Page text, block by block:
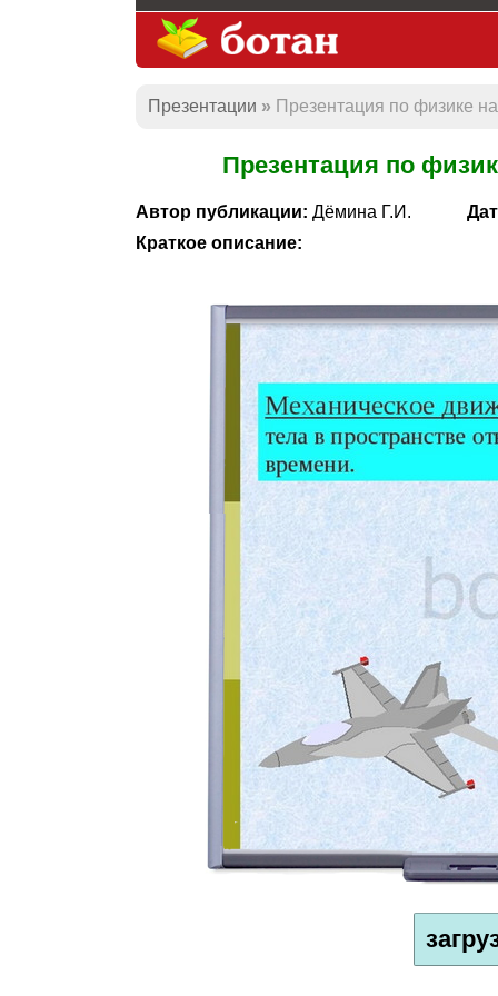
Презентации Презентация по физике
Презентация по
Автор публикации: Дёмина Г.И.
Краткое описание: